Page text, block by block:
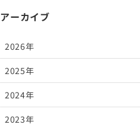
アーカイブ
2026年
2026年8月
2026年7月
2026年6月
2025年
2025年12月
2025年11月
2024年
2024年12月
2023年